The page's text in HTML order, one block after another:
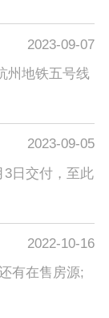
2023-09-07
2023-09-05
3日交付，至此
2022-10-16
有在售房源;